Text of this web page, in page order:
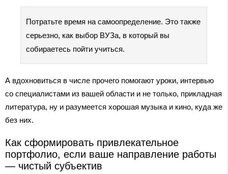
Потратьте время на самоопределение. Это также
серьезно, как выбор ВУЗа, в который вы
собираетесь пойти учиться.
А вдохновиться в числе прочего помогают уроки, интервью
со специалистами из вашей области и не только, прикладная
литература, ну и разумеется хорошая музыка и кино, куда же
без них.
Как сформировать привлекательное
портфолио, если ваше направление работы
— чистый субъектив